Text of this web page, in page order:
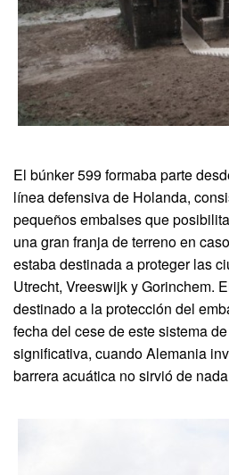
El búnker 599 formaba parte
línea defensiva de Holanda,
pequeños embalses que
una gran franja de terreno en
estaba destinada a proteger las
Utrecht, Vreeswijk y Gorinchem.
destinado a la protección del
fecha del cese de este sistema
significativa, cuando Alemania
barrera acuática no sirvió de